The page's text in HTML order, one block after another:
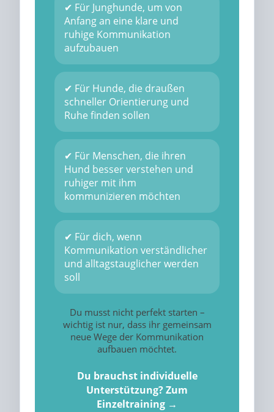
✔ Für Junghunde, um von
Anfang an eine klare und
ruhige Kommunikation
aufzubauen
✔ Für Hunde, die draußen
schneller Orientierung und
Ruhe finden sollen
✔ Für Menschen, die ihren
Hund besser verstehen und
ruhiger mit ihm
kommunizieren möchten
✔ Für dich, wenn
Kommunikation verständlicher
und alltagstauglicher werden
soll
Du musst nicht perfekt starten –
wichtig ist nur, dass ihr gemeinsam
neue Wege der Kommunikation
aufbauen möchtet.
Du brauchst individuelle
Unterstützung? Zum
Einzeltraining →